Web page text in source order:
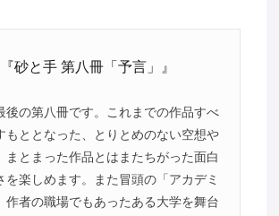
『砂と手 第八冊「予言」』
後の第八冊です。これまでの作品すべ
もととなった、とりとめのない空想や
まとまった作品とはまたちがった面白
を楽しめます。また冒頭の「アカデミ
作者の職場でもあったある大学を舞台